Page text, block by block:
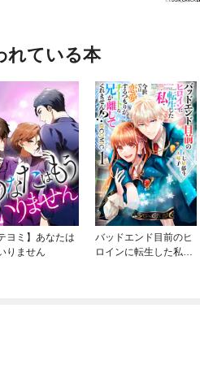
れている本
ヨミ】あなたは
りません
バッドエンド目前のヒ
ロインに転生した私、